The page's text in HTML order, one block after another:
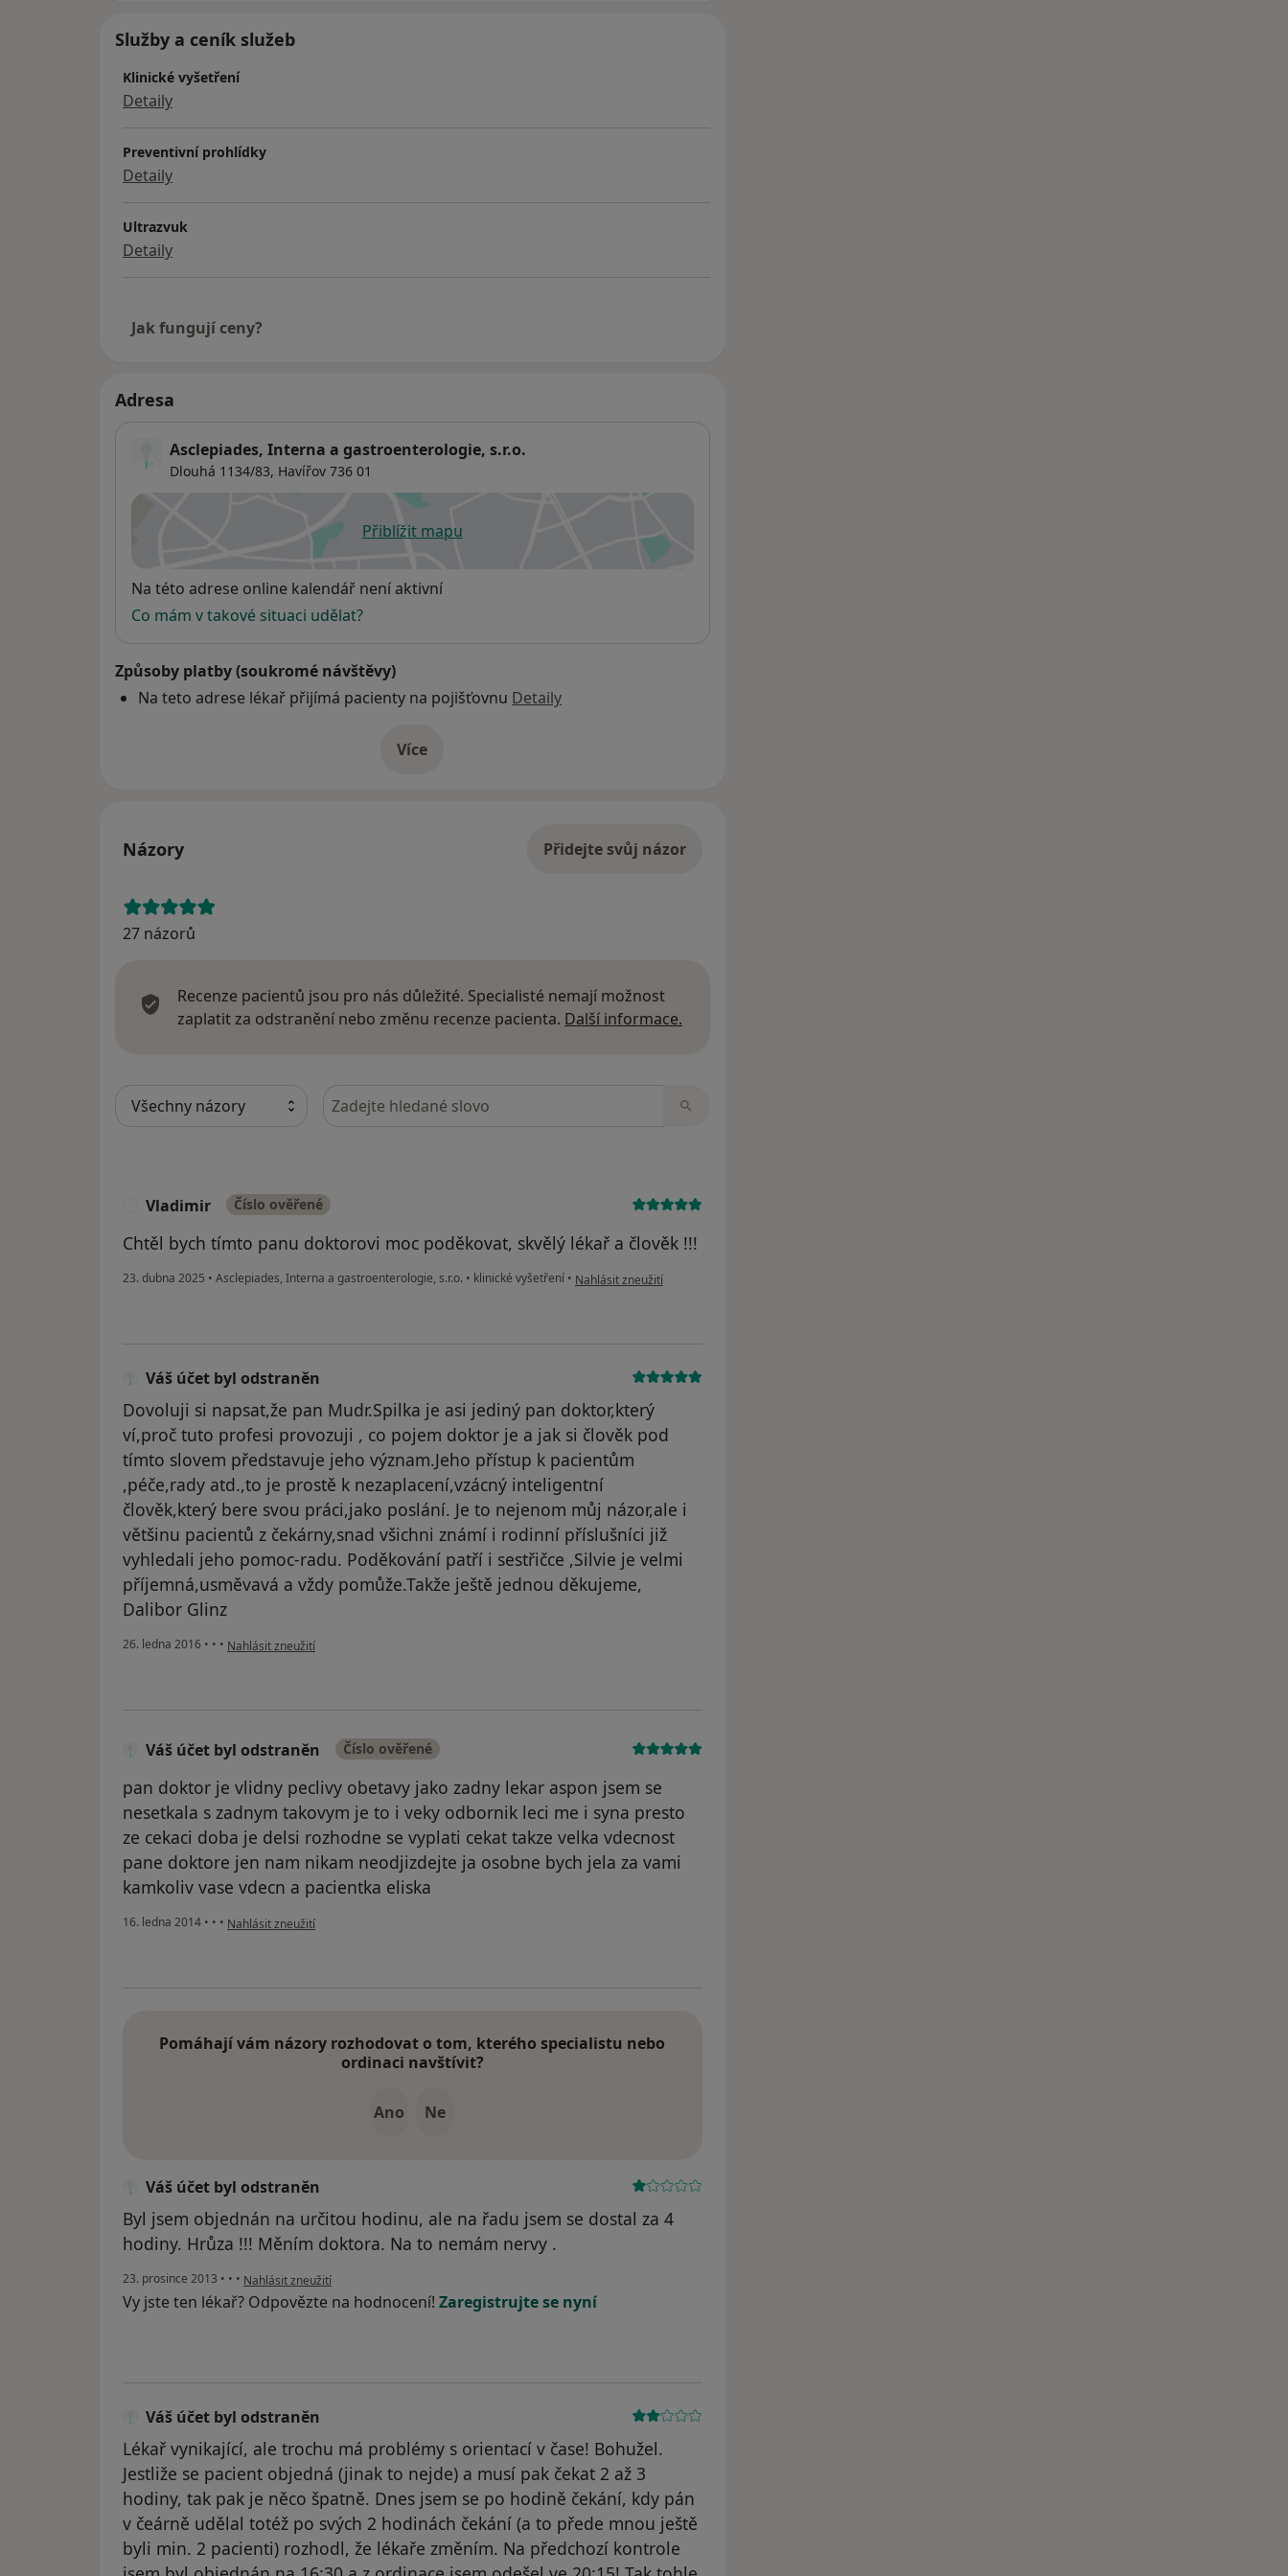
Služby a ceník služeb
Klinické vyšetření
Detaily
Preventivní prohlídky
Detaily
Ultrazvuk
Detaily
Jak fungují ceny?
Adresa
Asclepiades, Interna a gastroenterologie, s.r.o.
Dlouhá 1134/83, Havířov 736 01
Přiblížit mapuse otevře v nové záložce
Dostupnost
Na této adrese online kalendář není aktivní
Co mám v takové situaci udělat?
Způsoby platby (soukromé návštěvy)
Na teto adrese lékař přijímá pacienty na pojišťovnu Detaily
Víceo adrese
Názory Přidejte svůj názor
27 názorů
Recenze pacientů jsou pro nás důležité. Specialisté nemají možnost
zaplatit za odstranění nebo změnu recenze pacienta. Další informace.
Hledejte v názorech
Vladimir Číslo ověřené
Chtěl bych tímto panu doktorovi moc poděkovat, skvělý lékař a člověk !!!
23. dubna 2025 • Asclepiades, Interna a gastroenterologie, s.r.o. • klinické vyšetření • podle názoru uživatele Vladimir
Nahlásit zneužití
Váš účet byl odstraněn
Dovoluji si napsat,že pan Mudr.Spilka je asi jediný pan doktor,který
ví,proč tuto profesi provozuji , co pojem doktor je a jak si člověk pod
tímto slovem představuje jeho význam.Jeho přístup k pacientům
,péče,rady atd.,to je prostě k nezaplacení,vzácný inteligentní
člověk,který bere svou práci,jako poslání. Je to nejenom můj názor,ale i
většinu pacientů z čekárny,snad všichni známí i rodinní příslušníci již
vyhledali jeho pomoc-radu. Poděkování patří i sestřičce ,Silvie je velmi
příjemná,usměvavá a vždy pomůže.Takže ještě jednou děkujeme,
Dalibor Glinz
26. ledna 2016 • • • podle názoru uživatele Váš účet byl odstraněn
Nahlásit zneužití
Váš účet byl odstraněn Číslo ověřené
pan doktor je vlidny peclivy obetavy jako zadny lekar aspon jsem se
nesetkala s zadnym takovym je to i veky odbornik leci me i syna presto
ze cekaci doba je delsi rozhodne se vyplati cekat takze velka vdecnost
pane doktore jen nam nikam neodjizdejte ja osobne bych jela za vami
kamkoliv vase vdecn a pacientka eliska
16. ledna 2014 • • • podle názoru uživatele Váš účet byl odstraněn
Nahlásit zneužití
Pomáhají vám názory rozhodovat o tom, kterého specialistu nebo
ordinaci navštívit?
Ano Ne
Váš účet byl odstraněn
Byl jsem objednán na určitou hodinu, ale na řadu jsem se dostal za 4
hodiny. Hrůza !!! Měním doktora. Na to nemám nervy .
23. prosince 2013 • • • podle názoru uživatele Váš účet byl odstraněn
Nahlásit zneužití
Vy jste ten lékař? Odpovězte na hodnocení! Zaregistrujte se nyní
Váš účet byl odstraněn
Lékař vynikající, ale trochu má problémy s orientací v čase! Bohužel.
Jestliže se pacient objedná (jinak to nejde) a musí pak čekat 2 až 3
hodiny, tak pak je něco špatně. Dnes jsem se po hodině čekání, kdy pán
v čeárně udělal totéž po svých 2 hodinách čekání (a to přede mnou ještě
byli min. 2 pacienti) rozhodl, že lékaře změním. Na předchozí kontrole